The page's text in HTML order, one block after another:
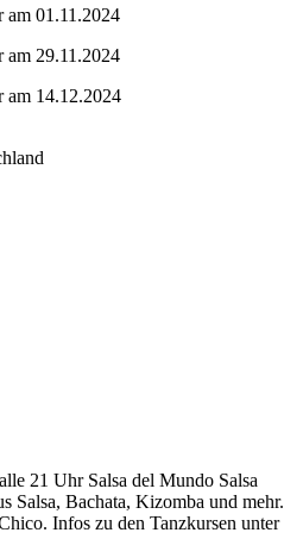
am 01.11.2024
am 29.11.2024
am 14.12.2024
21 Uhr Salsa del Mundo Salsa
Salsa, Bachata, Kizomba und mehr.
Infos zu den Tanzkursen unter